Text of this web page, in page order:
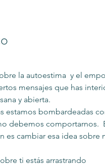
la autoestima  y el
mensajes que has
y abierta.
estamos bombardeadas
debemos comportarnos.
es cambiar esa idea sobre
ti estás arrastrando